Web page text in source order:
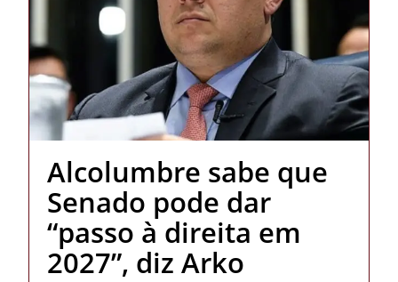
Alcolumbre sabe que
Senado pode dar
“passo à direita em
2027”, diz Arko